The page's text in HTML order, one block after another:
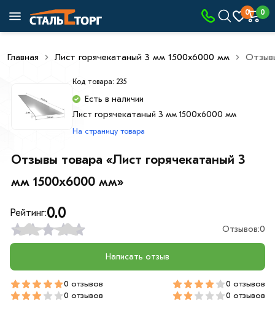
0 0
Главная Лист горячекатаный 3 мм 1500х6000 мм
Код товара: 235
Есть в наличии
Лист горячекатаный 3 мм 1500х6000 мм
На страницу товара
Отзывы товара «Лист горячекатаный 3
мм 1500х6000 мм»
Рейтинг:0.0
Отзывов:0
Написать отзыв
0 отзывов
0 отзывов
0 отзывов
0 отзывов